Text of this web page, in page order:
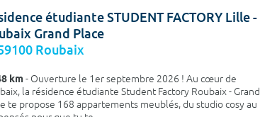
étudiante STUDENT FACTORY Lille -
Grand Place
Roubaix
km- Ouverture le 1er septembre 2026 ! Au cœur de
la résidence étudiante Student Factory Roubaix - Grand
te propose 168 appartements meublés, du studio cosy au